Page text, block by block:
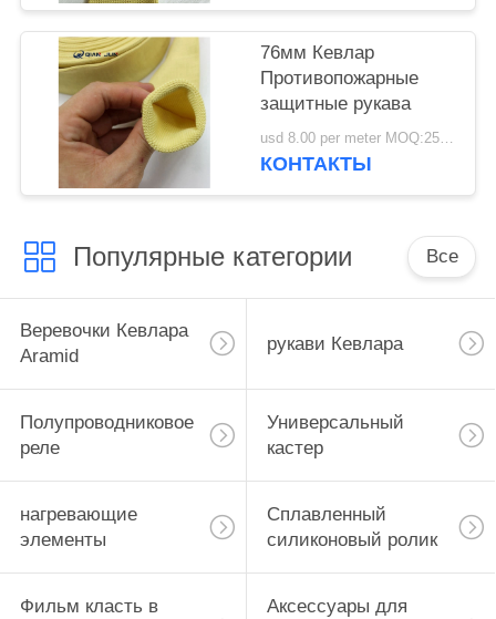
76мм Кевлар
Противопожарные
защитные рукава
usd 8.00 per meter MOQ:25 метров.
КОНТАКТЫ
Популярные категории Все
Веревочки Кевлара
Aramid
рукави Кевлара
Полупроводниковое
реле
Универсальный
кастер
нагревающие
элементы
Сплавленный
силиконовый ролик
Фильм класть в Аксессуары для